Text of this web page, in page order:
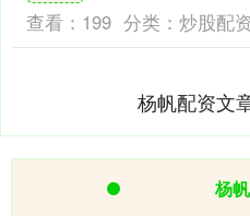
查看： 199 分类： 炒股配
杨帆配资文
杨